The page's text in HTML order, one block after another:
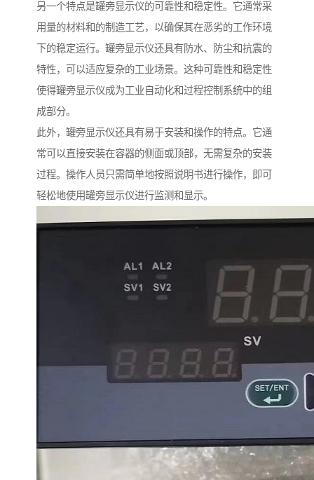
另一个特点是罐旁显示仪的可靠性和稳定性。它通常采
用量的材料和的制造工艺，以确保其在恶劣的工作环境
下的稳定运行。罐旁显示仪还具有防水、防尘和抗震的
特性，可以适应复杂的工业场景。这种可靠性和稳定性
使得罐旁显示仪成为工业自动化和过程控制系统中的组
成部分。
此外，罐旁显示仪还具有易于安装和操作的特点。它通
常可以直接安装在容器的侧面或顶部，无需复杂的安装
过程。操作人员只需简单地按照说明书进行操作，即可
轻松地使用罐旁显示仪进行监测和显示。